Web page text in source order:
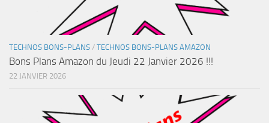
TECHNOS BONS-PLANS / TECHNOS BONS-PLANS AMAZON
Bons Plans Amazon du Jeudi 22 Janvier 2026 !!!
22 JANVIER 2026